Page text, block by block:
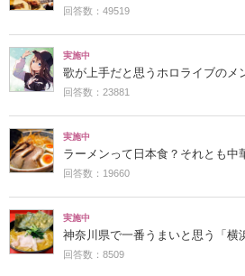
回答数：49519
実施中
歌が上手だと思うホロライブのメ
回答数：23881
実施中
ラーメンって日本食？それとも中
回答数：19660
実施中
神奈川県で一番うまいと思う「横
回答数：8509